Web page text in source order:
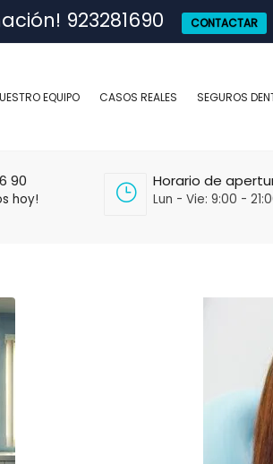
923281690 CONTACTAR
EQUIPO CASOS REALES SEGUROS
90
hoy!
Horario de
Lun - Vie: 9:00 -